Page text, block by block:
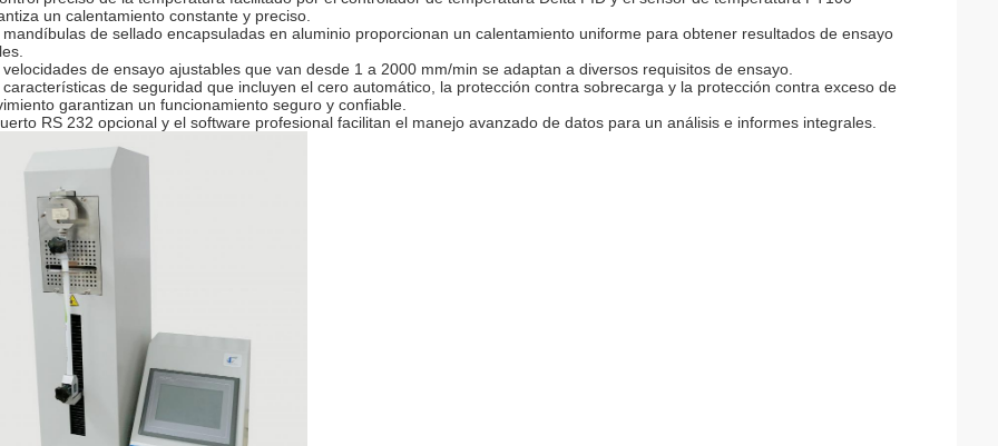
un calentamiento constante y preciso.
mandíbulas de sellado encapsuladas en aluminio proporcionan un calentamiento uniforme para obtener resultados de ensayo
velocidades de ensayo ajustables que van desde 1 a 2000 mm/min se adaptan a diversos requisitos de ensayo.
características de seguridad que incluyen el cero automático, la protección contra sobrecarga y la protección contra exceso de
garantizan un funcionamiento seguro y confiable.
RS 232 opcional y el software profesional facilitan el manejo avanzado de datos para un análisis e informes integrales.